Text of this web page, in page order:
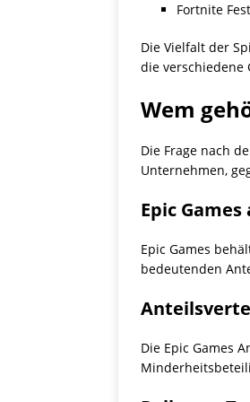
Fortnite
Die Vielfalt der
die verschiedene
Wem
Die Frage nach
Unternehmen,
Epic
Epic Games
bedeutenden
Die Epic Games